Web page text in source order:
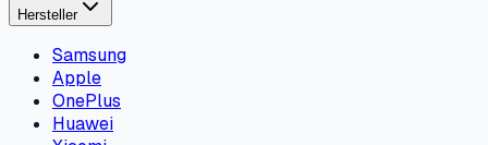
Hersteller
Samsung
Apple
OnePlus
Huawei